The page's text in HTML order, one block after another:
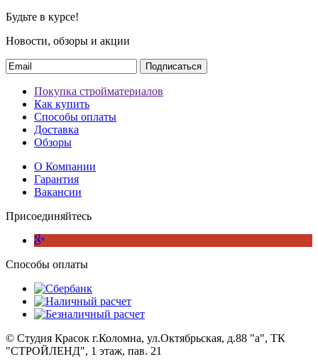
Будьте в курсе!
Новости, обзоры и акции
Подписаться
Покупка стройматериалов
Как купить
Способы оплаты
Доставка
Обзоры
О Компании
Гарантия
Вакансии
Присоединяйтесь
Способы оплаты
© Студия Красок г.Коломна, ул.Октябрьская, д.88 "а", ТК
"СТРОЙЛЕНД", 1 этаж, пав. 21